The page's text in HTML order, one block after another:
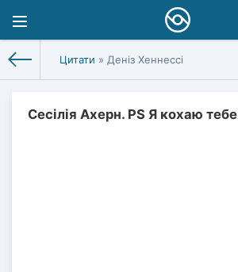
Цитати » Деніз Хеннессі
Сесілія Ахерн. PS Я кохаю тебе